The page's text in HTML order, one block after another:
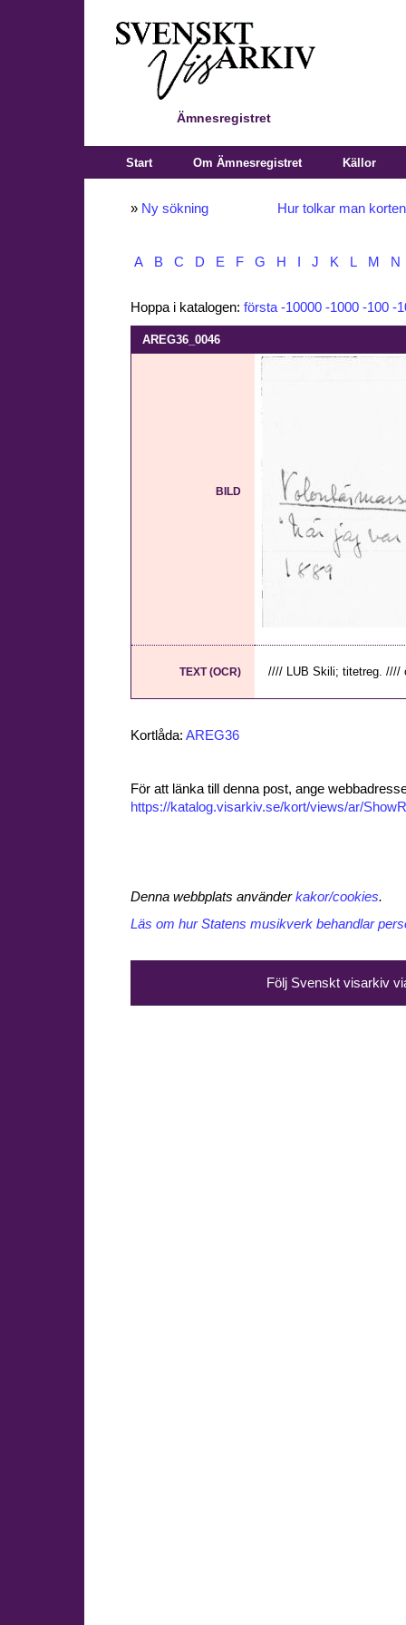
Ämnesregistret
Start Om Ämnesregistret Källor
» Ny sökning Hur tolkar man
A B C D E F G H J K L M N
Hoppa i katalogen: första -10000 -1000 -100 -
AREG36_0046
BILD
TEXT (OCR) //// LUB Skili; titetreg. ////
Kortlåda: AREG36
För att länka till denna post, ange
https://katalog.visarkiv.se/kort/views/ar/
Denna webbplats använderkakor/cookies.
Läs om hur Statens musikverk behandlar
Följ Svenskt visarkiv